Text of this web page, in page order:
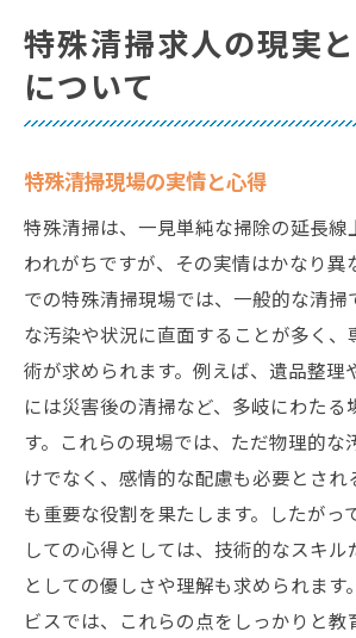
特殊清掃求人の現実
について
特殊清掃現場の実情と心得
特殊清掃は、一見単純な掃除の延長線
われがちですが、その実情はかなり異
での特殊清掃現場では、一般的な清掃
な汚染や状況に直面することが多く、
術が求められます。例えば、遺品整理
には災害後の清掃など、多岐にわたる
す。これらの現場では、ただ物理的な
けでなく、感情的な配慮も必要とされ
も重要な役割を果たします。したがっ
しての心得としては、技術的なスキル
としての優しさや理解も求められます
ビスでは、これらの点をしっかりと教